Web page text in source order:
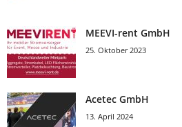
MEEVI-rent GmbH
25. Oktober 2023
Acetec GmbH
13. April 2024